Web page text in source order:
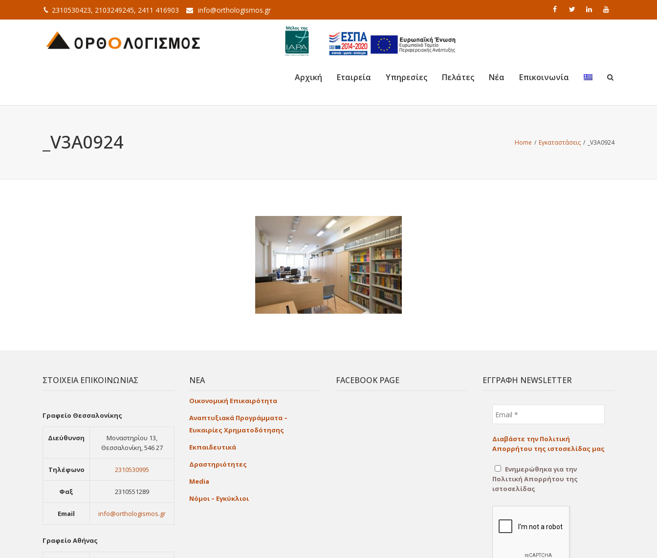
2310530423, 2103249245, 2411 416903 info@orthologismos.gr
Αρχική Εταιρεία Υπηρεσίες Πελάτες Νέα Επικοινωνία
_V3A0924 Home / Εγκαταστάσεις / _V3A0924
ΣΤΟΙΧΕΙΑ ΕΠΙΚΟΙΝΩΝΙΑΣ
Γραφείο Θεσσαλονίκης
Διεύθυνση
Μοναστηρίου 13,
Θεσσαλονίκη, 546 27
Τηλέφωνο 2310530995
Φαξ 2310551289
Email info@orthologismos.gr
Γραφείο Αθήνας
ΝΕΑ
Οικονομική Επικαιρότητα
Αναπτυξιακά Προγράμματα –
Ευκαιρίες Χρηματοδότησης
Εκπαιδευτικά
Δραστηριότητες
Media
Νόμοι – Εγκύκλιοι
FACEBOOK PAGE ΕΓΓΡΑΦΗ NEWSLETTER
Διαβάστε την Πολιτική
Απορρήτου της ιστοσελίδας μας
Ενημερώθηκα για την
Πολιτική Απορρήτου της
ιστοσελίδας